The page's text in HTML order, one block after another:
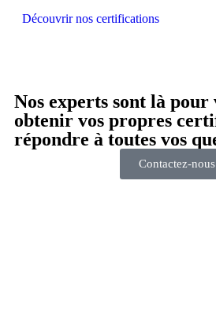
Découvrir nos certifications
Nos experts sont là pour
obtenir vos propres
répondre à toutes vos
Contactez-nous